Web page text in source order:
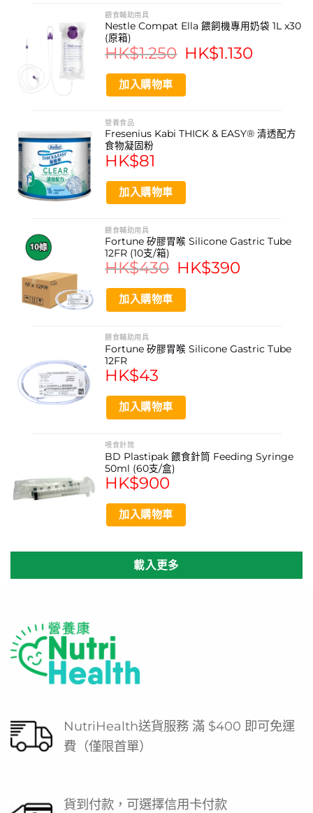
餵食輔助用具
Nestle Compat Ella 餵飼機專用奶袋 1L x30
(原箱)
HK$1.250
Original
price
HK$1.250.
HK$1.130
加入購物車
營養食品
Fresenius Kabi THICK & EASY® 清透配方
食物凝固粉
HK$81
加入購物車
餵食輔助用具
Fortune 矽膠胃喉 Silicone Gastric Tube
12FR (10支/箱)
HK$430
Original
price
HK$430.
HK$390
加入購物車
餵食輔助用具
Fortune 矽膠胃喉 Silicone Gastric Tube
12FR
HK$43
加入購物車
喂食針筒
BD Plastipak 餵食針筒 Feeding Syringe
50ml (60支/盒)
HK$900
加入購物車
載入更多
NutriHealth送貨服務 滿 $400 即可免運
費（僅限首單）
貨到付款，可選擇信用卡付款